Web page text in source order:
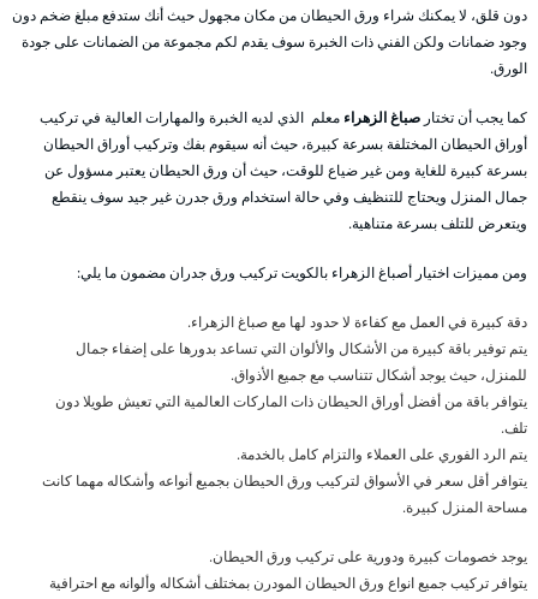
دون قلق، لا يمكنك شراء ورق الحيطان من مكان مجهول حيث أنك ستدفع مبلغ ضخم دون
وجود ضمانات ولكن الفني ذات الخبرة سوف يقدم لكم مجموعة من الضمانات على جودة
الورق.
كما يجب أن تختار صباغ الزهراء معلم الذي لديه الخبرة والمهارات العالية في تركيب
أوراق الحيطان المختلفة بسرعة كبيرة، حيث أنه سيقوم بفك وتركيب أوراق الحيطان
بسرعة كبيرة للغاية ومن غير ضياع للوقت، حيث أن ورق الحيطان يعتبر مسؤول عن
جمال المنزل ويحتاج للتنظيف وفي حالة استخدام ورق جدرن غير جيد سوف ينقطع
ويتعرض للتلف بسرعة متناهية.
ومن مميزات اختيار أصباغ الزهراء بالكويت تركيب ورق جدران مضمون ما يلي:
دقة كبيرة في العمل مع كفاءة لا حدود لها مع صباغ الزهراء.
يتم توفير باقة كبيرة من الأشكال والألوان التي تساعد بدورها على إضفاء جمال
للمنزل، حيث يوجد أشكال تتناسب مع جميع الأذواق.
يتوافر باقة من أفضل أوراق الحيطان ذات الماركات العالمية التي تعيش طويلا دون
تلف.
يتم الرد الفوري على العملاء والتزام كامل بالخدمة.
يتوافر أقل سعر في الأسواق لتركيب ورق الحيطان بجميع أنواعه وأشكاله مهما كانت
مساحة المنزل كبيرة.
يوجد خصومات كبيرة ودورية على تركيب ورق الحيطان.
يتوافر تركيب جميع انواع ورق الحيطان المودرن بمختلف أشكاله وألوانه مع احترافية